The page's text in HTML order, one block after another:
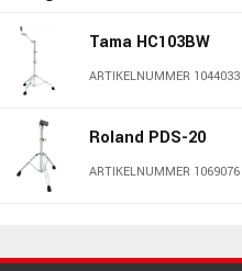
Tama HC103BW
ARTIKELNUMMER 1044033
Roland PDS-20
ARTIKELNUMMER 1069076
ARTIKELNUMMER 1032015